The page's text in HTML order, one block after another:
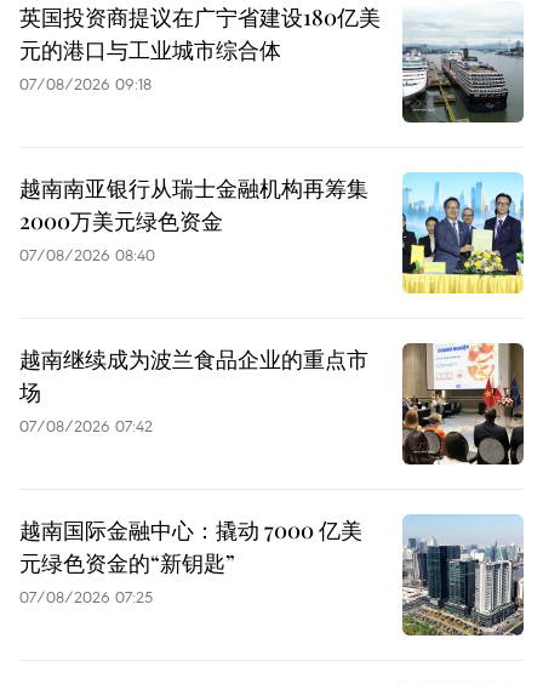
英国投资商提议在广宁省建设180亿美
元的港口与工业城市综合体
07/08/2026 09:18
越南南亚银行从瑞士金融机构再筹集
2000万美元绿色资金
07/08/2026 08:40
越南继续成为波兰食品企业的重点市
场
07/08/2026 07:42
越南国际金融中心：撬动 7000 亿美
元绿色资金的“新钥匙”
07/08/2026 07:25